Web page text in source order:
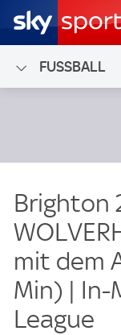
FUSSBALL
Brighton
mit dem
Min) | In-
League